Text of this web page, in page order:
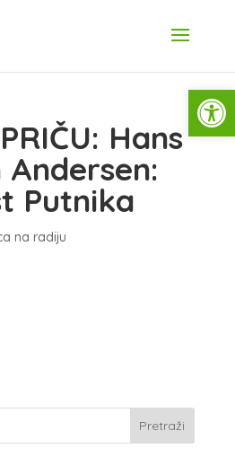
Hans
Putnika
na radiju